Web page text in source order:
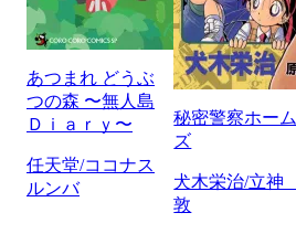
あつまれ どうぶ
つの森 〜無人島
Ｄｉａｒｙ〜
任天堂/ココナス
ルンバ
秘密警察ホーム
ズ
犬木栄治/立神
敦